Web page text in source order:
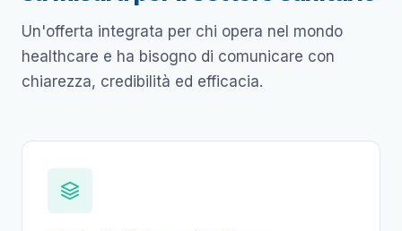
Un'offerta integrata per chi opera nel mondo
healthcare e ha bisogno di comunicare con
chiarezza, credibilità ed efficacia.